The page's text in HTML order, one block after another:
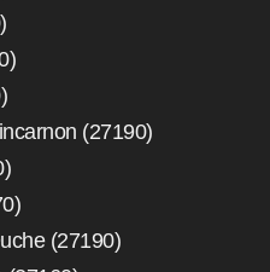
(27190)
(27190)